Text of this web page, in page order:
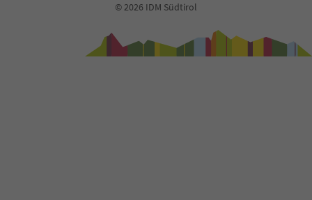
© 2026 IDM Südtirol